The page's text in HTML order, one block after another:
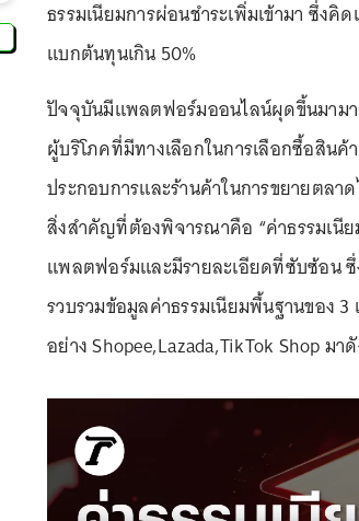
ธรรมเนียมการผ่อนชำระเพิ่มเข้ามา ซึ่ง
แบกต้นทุนเกิน 50%
ปัจจุบันมีแพลตฟอร์มออนไลน์ผุดขึ้นมามา
ผู้บริโภคที่มีทางเลือกในการเลือกซื้อสิน
ประกอบการและร้านค้าในการขยายตล
สิ่งสำคัญที่ต้องพิจารณาคือ “ค่าธรรมเนี
แพลตฟอร์มและมีรายละเอียดที่ซับซ้อน
รวบรวมข้อมูลค่าธรรมเนียมพื้นฐานของ
อย่าง Shopee,Lazada,TikTok Shop มา